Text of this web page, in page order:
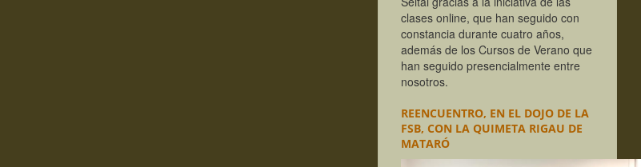
clases online, que han seguido con
constancia durante cuatro años,
además de los Cursos de Verano que
han seguido presencialmente entre
nosotros.
REENCUENTRO, EN EL DOJO DE LA
FSB, CON LA QUIMETA RIGAU DE
MATARÓ